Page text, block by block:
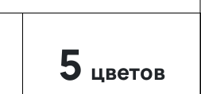
5 цветов